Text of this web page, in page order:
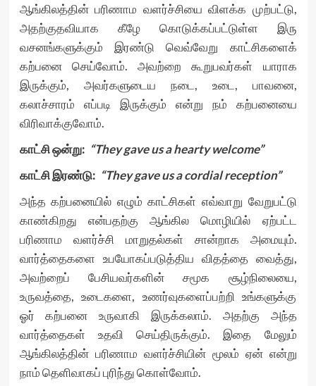
ஆங்கிலத்தின் பரிணாம வளர்ச்சியை விளக்க முற்பட்டு,
அதற்குதவியாக கீழே கொடுக்கப்பட்டுள்ள இரு
வசனங்களுக்கும் இரண்டு வெவ்வேறு காட்சிகளைக்
கற்பனை செய்வோம். அவற்றை கூறுபவர்கள் யாராக
இருக்கும், அவர்களுடைய நடை, உடை, பாவனை,
கலாச்சாரம் எப்படி இருக்கும் என்று நம் கற்பனையை
விரிவாக்குவோம்.
காட்சி ஒன்று: “They gave us a hearty welcome”
காட்சி இரண்டு: “They gave us a cordial reception”
அந்த கற்பனையில் எழும் காட்சிகள் எவ்வாறு வேறுபட்டு
காண்கிறது என்பதற்கு ஆங்கில மொழியில் ஏற்பட்ட
பரிணாம வளர்ச்சி மாறுதல்கள் சான்றாக அமையும்.
வார்த்தைகளை உபயோகப்படுத்திய விதத்தை வைத்து,
அவற்றைப் பேசியவர்களின் சமூக சூழ்நிலையை,
உருவத்தை, உடைகளை, உணர்வுகளைப்பற்றி உங்களுக்கு
ஓர் கற்பனை உருவாகி இருக்கலாம். அதற்கு அந்த
வார்த்தைகள் உதவி செய்திருக்கும். இதை மேலும்
ஆங்கிலத்தின் பரிணாம வளர்ச்சியின் மூலம் ஏன் என்று
நாம் தெளிவாகப் புரிந்து கொள்வோம்.